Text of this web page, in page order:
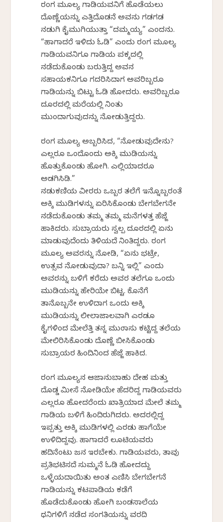
ರಂಗ ಮೂಲ್ಯ ಗಾಡಿಯವನಿಗೆ ಹೊಡೆಯಲು
ದೊಣ್ಣೆಯನ್ನು ಎತ್ತಿದೊಡನೆ ಅವನು ಗಡಗಡ
ನಡುಗಿ ಕೈಮುಗಿಯುತ್ತಾ “ದಮ್ಮಯ್ಯ” ಎಂದನು.
“ಹಾಗಾದರೆ ಇಳಿದು ಓಡಿ” ಎಂದು ರಂಗ ಮೂಲ್ಯ
ಗಾಡಿಯವನಿಗೂ ಗಾಡಿಯ ಪಕ್ಕದಲ್ಲಿ
ನಡೆದುಕೊಂಡು ಬರುತ್ತಿದ್ದ ಅವನ
ಸಹಾಯಕನಿಗೂ ಗದರಿಸಿದಾಗ ಅವರಿಬ್ಬರೂ
ಗಾಡಿಯನ್ನು ಬಿಟ್ಟು ಓಡಿ ಹೋದರು. ಅವರಿಬ್ಬರೂ
ದೂರದಲ್ಲಿ ಮರೆಯಲ್ಲಿ ನಿಂತು
ಮುಂದಾಗುವುದನ್ನು ನೋಡುತ್ತಿದ್ದರು.
ರಂಗ ಮೂಲ್ಯ ಅಬ್ಬರಿಸಿದ, “ನೋಡುವುದೇನು?
ಎಲ್ಲರೂ ಒಂದೊಂದು ಅಕ್ಕಿ ಮುಡಿಯನ್ನು
ಹೊತ್ತುಕೊಂಡು ಹೋಗಿ. ಎಲ್ಲಿಯಾದರೂ
ಅಡಗಿಸಿಡಿ.”
ನಡುಕಣಿಯ ವೀರರು ಒಬ್ಬರ ತಲೆಗೆ ಇನ್ನೊಬ್ಬರಂತೆ
ಅಕ್ಕಿ ಮುಡಿಗಳನ್ನು ಏರಿಸಿಕೊಂಡು ಬೇಗಬೇಗನೇ
ನಡೆದುಕೊಂಡು ತಮ್ಮ ತಮ್ಮ ಮನೆಗಳತ್ತ ಹೆಜ್ಜೆ
ಹಾಕಿದರು. ಸುಬ್ರಾಯರು ಸ್ವಲ್ಪ ದೂರದಲ್ಲಿ ಏನು
ಮಾಡುವುದೆಂದು ತಿಳಿಯದೆ ನಿಂತಿದ್ದರು. ರಂಗ
ಮೂಲ್ಯ ಅವರನ್ನು ನೋಡಿ, “ಏನು ಭಟ್ರೇ,
ಉತ್ಸವ ನೋಡುವುದಾ? ಬನ್ನಿ ಇಲ್ಲಿ” ಎಂದು
ಅವರನ್ನು ಬಳಿಗೆ ಕರೆದು ಅವರ ತಲೆಗೂ ಒಂದು
ಮುಡಿಯನ್ನು ಹೇರಿಯೇ ಬಿಟ್ಟ. ಕೊನೆಗೆ
ತಾನೊಬ್ಬನೇ ಉಳಿದಾಗ ಒಂದು ಅಕ್ಕಿ
ಮುಡಿಯನ್ನು ಲೀಲಾಜಾಲವಾಗಿ ಎರಡೂ
ಕೈಗಳಿಂದ ಮೇಲೆತ್ತಿ ತನ್ನ ಮುಂಡಾಸು ಕಟ್ಟಿದ್ದ ತಲೆಯ
ಮೇಲಿರಿಸಿಕೊಂಡು ದೊಣ್ಣೆ ಬೀಸಿಕೊಂಡು
ಸುಬ್ರಾಯರ ಹಿಂದಿನಿಂದ ಹೆಜ್ಜೆ ಹಾಕಿದ.
ರಂಗ ಮೂಲ್ಯನ ಆಜಾನುಬಾಹು ದೇಹ ಮತ್ತು
ದೊಡ್ಡ ಮೀಸೆ ನೋಡಿಯೇ ಹೆದರಿದ್ದ ಗಾಡಿಯವರು
ಎಲ್ಲರೂ ಹೋದರೆಂದು ಖಾತ್ರಿಯಾದ ಮೇಲೆ ತಮ್ಮ
ಗಾಡಿಯ ಬಳಿಗೆ ಹಿಂದಿರುಗಿದರು. ಅದರಲ್ಲಿದ್ದ
ಇಪ್ಪತ್ತು ಅಕ್ಕಿ ಮುಡಿಗಳಲ್ಲಿ ಎರಡು ಹಾಗೆಯೇ
ಉಳಿದಿದ್ದವು. ಹಾಗಾದರೆ ಲೂಟಿಯವರು
ಹದಿನೆಂಟು ಜನ ಇರಬೇಕು. ಗಾಡಿಯವರು, ತಾವು
ಪ್ರತಿಭಟಿಸದೆ ಸುಮ್ಮನೆ ಓಡಿ ಹೋದದ್ದು
ಒಳ್ಳೆಯದಾಯಿತು ಅಂತ ಎಣಿಸಿ ಬೇಗಬೇಗನೆ
ಗಾಡಿಯನ್ನು ಕಟಪಾಡಿಯ ಕಡೆಗೆ
ಹೊಡೆದುಕೊಂಡು ಹೋಗಿ ಬಂಡಸಾಲೆಯ
ಧನಿಗಳಿಗೆ ನಡೆದ ಸಂಗತಿಯನ್ನು ವರದಿ